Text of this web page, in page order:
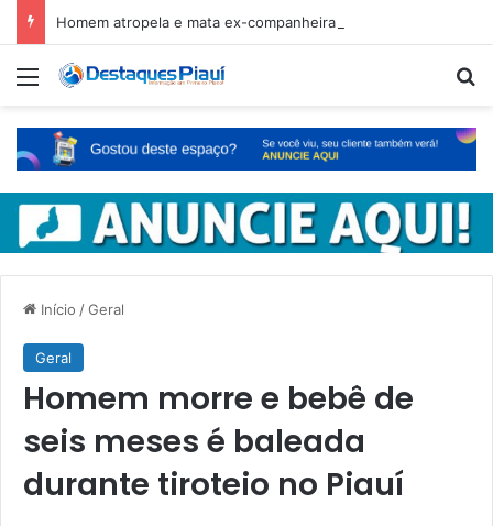
Menu
Início /Geral
Geral
Homem morre e bebê de
seis meses é baleada
durante tiroteio no Piauí